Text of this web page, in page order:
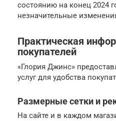
состоянию на конец 2024
незначительные
Практическая
покупателей
«Глория Джинс»
услуг для удобства
Размерные сетки и
На сайте и в каждом